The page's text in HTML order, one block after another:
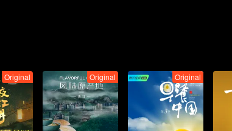
Original Original Original